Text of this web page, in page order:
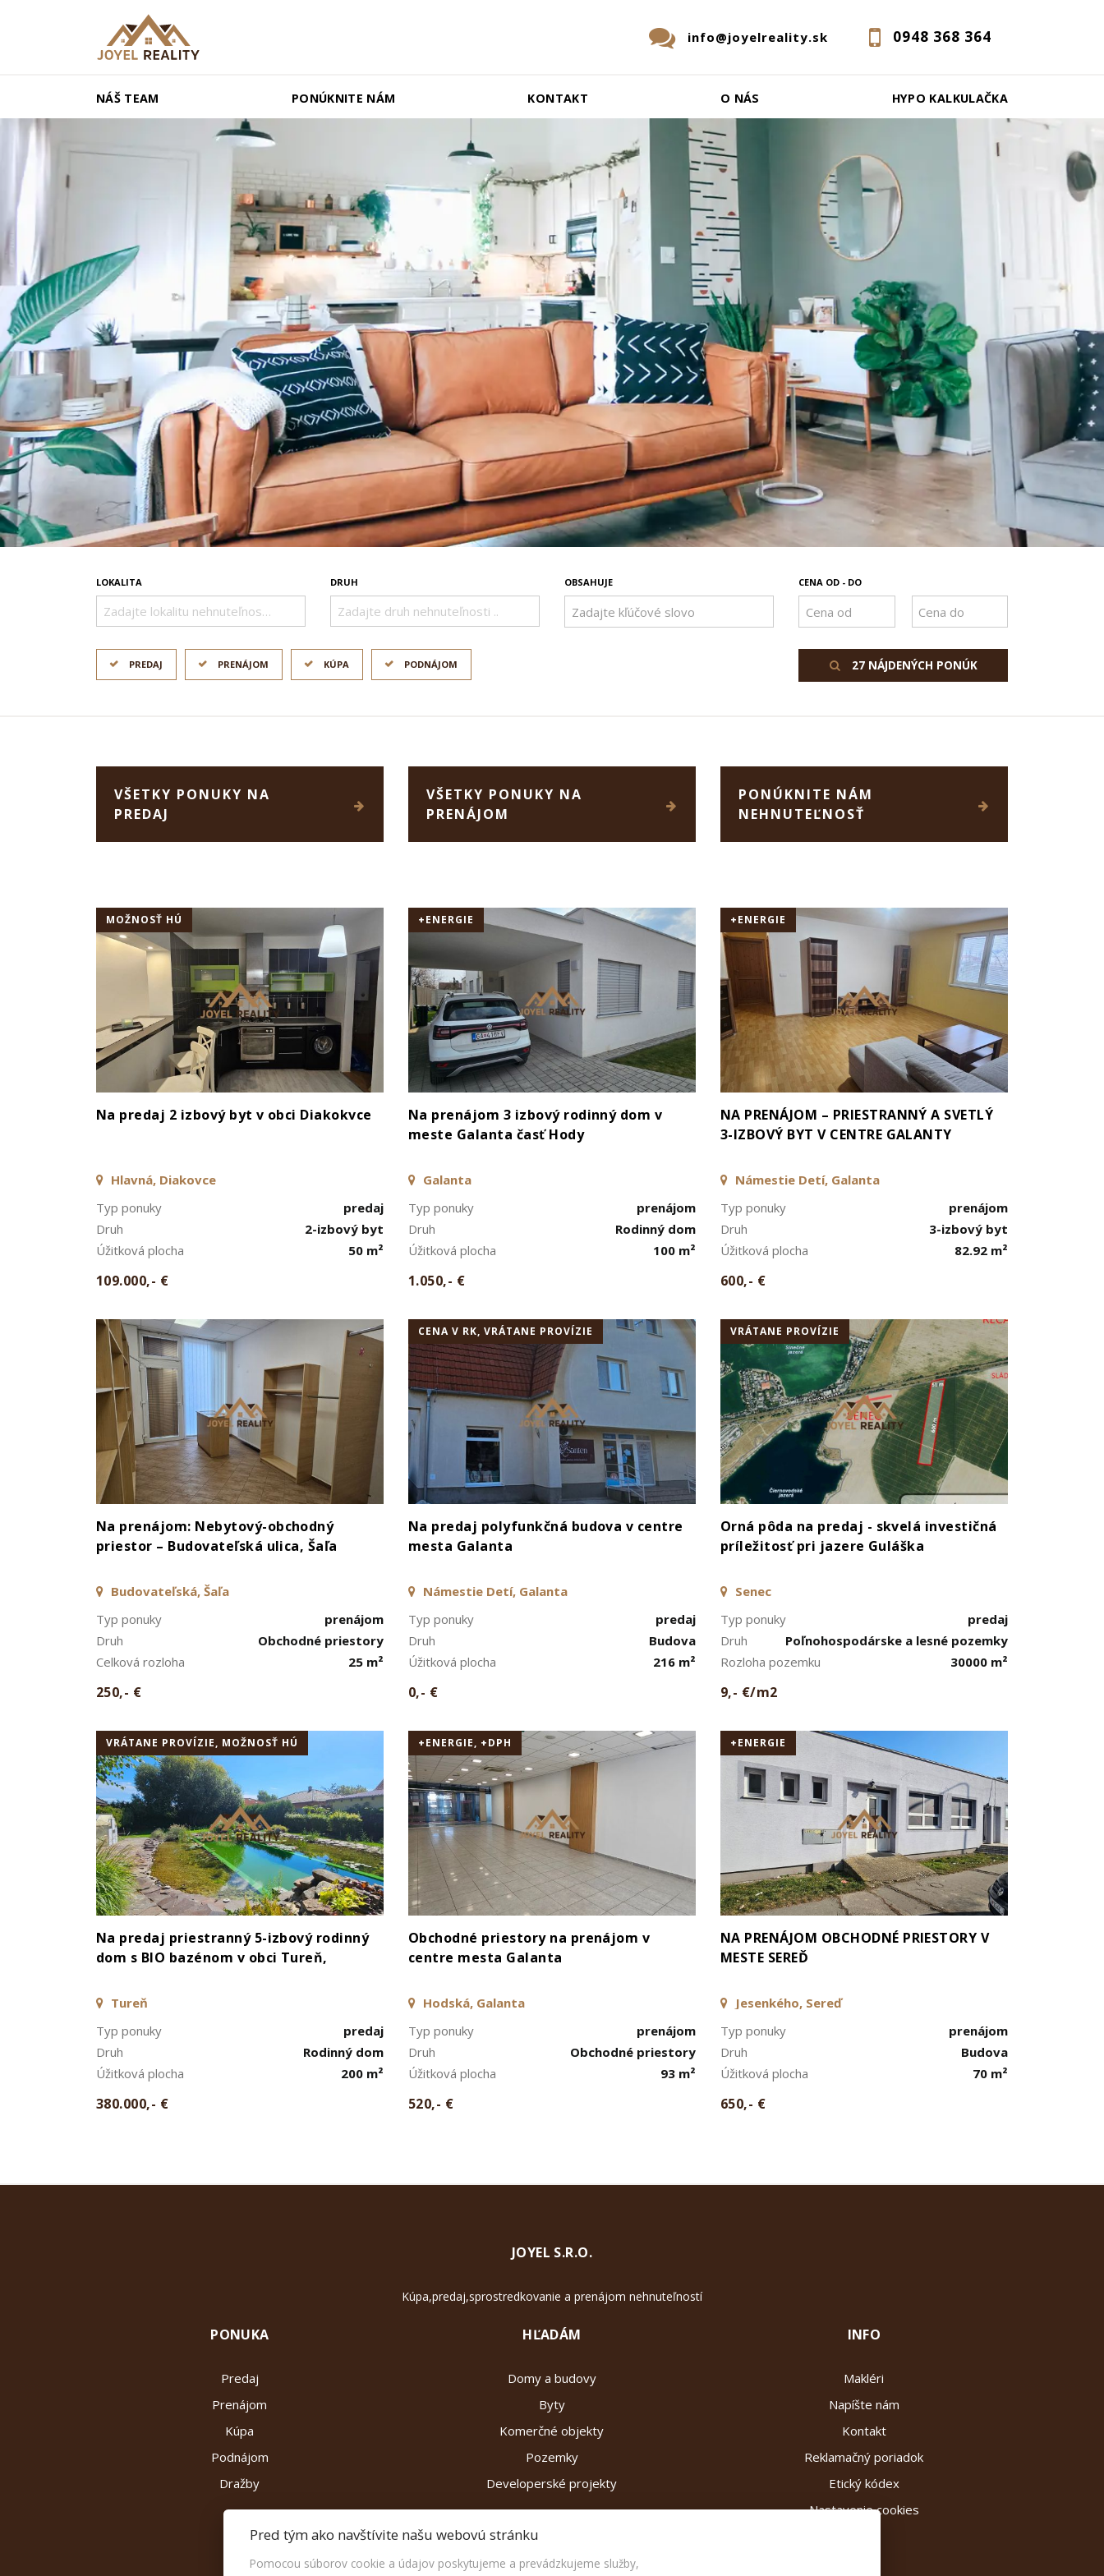
0948 368 364
info@joyelreality.sk
NÁŠ TEAM PONÚKNITE NÁM KONTAKT O NÁS HYPO KALKULAČKA
LOKALITA
Zadajte lokalitu nehnuteľnosti ..
DRUH
Zadajte druh nehnuteľnosti ..
OBSAHUJE CENA OD - DO
PREDAJ PRENÁJOM KÚPA PODNÁJOM 27 NÁJDENÝCH PONÚK
VŠETKY PONUKY NA
PREDAJ
VŠETKY PONUKY NA
PRENÁJOM
PONÚKNITE NÁM
NEHNUTEĽNOSŤ
MOŽNOSŤ HÚ
Na predaj 2 izbový byt v obci Diakokvce
Hlavná, Diakovce
Typ ponuky
predaj
Druh
2-izbový byt
Úžitková plocha
50 m²
109.000,- €
+ENERGIE
Na prenájom 3 izbový rodinný dom v
meste Galanta časť Hody
Galanta
Typ ponuky
prenájom
Druh
Rodinný dom
Úžitková plocha
100 m²
1.050,- €
+ENERGIE
NA PRENÁJOM – PRIESTRANNÝ A SVETLÝ
3-IZBOVÝ BYT V CENTRE GALANTY
Námestie Detí, Galanta
Typ ponuky
prenájom
Druh
3-izbový byt
Úžitková plocha
82.92 m²
600,- €
Na prenájom: Nebytový-obchodný
priestor – Budovateľská ulica, Šaľa
Budovateľská, Šaľa
Typ ponuky
prenájom
Druh
Obchodné priestory
Celková rozloha
25 m²
250,- €
CENA V RK, VRÁTANE PROVÍZIE
Na predaj polyfunkčná budova v centre
mesta Galanta
Námestie Detí, Galanta
Typ ponuky
predaj
Druh
Budova
Úžitková plocha
216 m²
0,- €
VRÁTANE PROVÍZIE
Orná pôda na predaj - skvelá investičná
príležitosť pri jazere Guláška
Senec
Typ ponuky
predaj
Druh
Poľnohospodárske a lesné pozemky
Rozloha pozemku
30000 m²
9,- €/m2
VRÁTANE PROVÍZIE, MOŽNOSŤ HÚ
Na predaj priestranný 5-izbový rodinný
dom s BIO bazénom v obci Tureň,
Tureň
Typ ponuky
predaj
Druh
Rodinný dom
Úžitková plocha
200 m²
380.000,- €
+ENERGIE, +DPH
Obchodné priestory na prenájom v
centre mesta Galanta
Hodská, Galanta
Typ ponuky
prenájom
Druh
Obchodné priestory
Úžitková plocha
93 m²
520,- €
+ENERGIE
NA PRENÁJOM OBCHODNÉ PRIESTORY V
MESTE SEREĎ
Jesenkého, Sereď
Typ ponuky
prenájom
Druh
Budova
Úžitková plocha
70 m²
650,- €
JOYEL S.R.O.
Kúpa,predaj,sprostredkovanie a prenájom nehnuteľností
PONUKA
Predaj
Prenájom
Kúpa
Podnájom
Dražby
HĽADÁM
Domy a budovy
Byty
Komerčné objekty
Pozemky
Developerské projekty
INFO
Makléri
Napíšte nám
Kontakt
Reklamačný poriadok
Etický kódex
Nastavenie cookies
Pred tým ako navštívite našu webovú stránku
Pomocou súborov cookie a údajov poskytujeme a prevádzkujeme služby,